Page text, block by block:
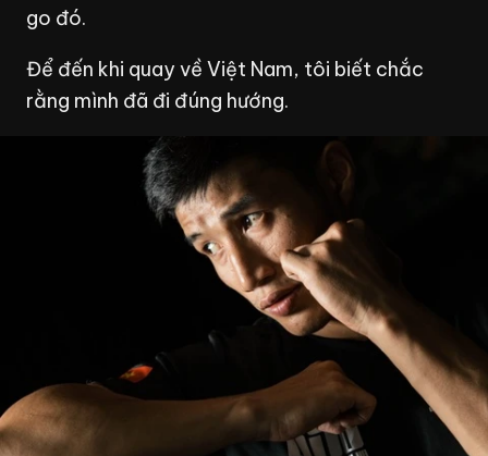
go đó.
Để đến khi quay về Việt Nam, tôi biết chắc
rằng mình đã đi đúng hướng.